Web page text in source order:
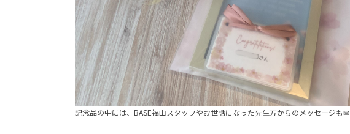
記念品の中には、BASE福山スタッフやお世話になった先生方からのメッセージも✉